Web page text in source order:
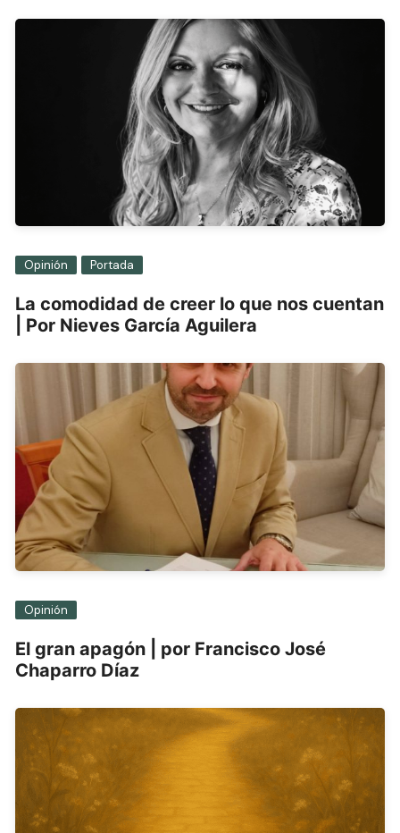
Opinión Portada
La comodidad de creer lo que nos cuentan
| Por Nieves García Aguilera
Opinión
El gran apagón | por Francisco José
Chaparro Díaz